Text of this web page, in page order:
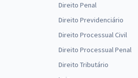
Direito Penal
Direito Previdenciário
Direito Processual Civil
Direito Processual Penal
Direito Tributário